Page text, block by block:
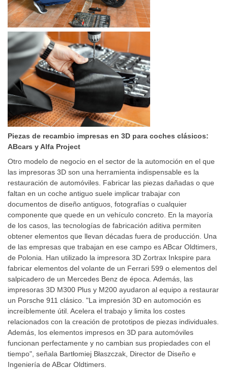
Piezas de recambio impresas en 3D para coches clásicos:
ABcars y Alfa Project
Otro modelo de negocio en el sector de la automoción en el que
las impresoras 3D son una herramienta indispensable es la
restauración de automóviles. Fabricar las piezas dañadas o que
faltan en un coche antiguo suele implicar trabajar con
documentos de diseño antiguos, fotografías o cualquier
componente que quede en un vehículo concreto. En la mayoría
de los casos, las tecnologías de fabricación aditiva permiten
obtener elementos que llevan décadas fuera de producción. Una
de las empresas que trabajan en ese campo es ABcar Oldtimers,
de Polonia. Han utilizado la impresora 3D Zortrax Inkspire para
fabricar elementos del volante de un Ferrari 599 o elementos del
salpicadero de un Mercedes Benz de época. Además, las
impresoras 3D M300 Plus y M200 ayudaron al equipo a restaurar
un Porsche 911 clásico. "La impresión 3D en automoción es
increíblemente útil. Acelera el trabajo y limita los costes
relacionados con la creación de prototipos de piezas individuales.
Además, los elementos impresos en 3D para automóviles
funcionan perfectamente y no cambian sus propiedades con el
tiempo", señala Bartłomiej Błaszczak, Director de Diseño e
Ingeniería de ABcar Oldtimers.